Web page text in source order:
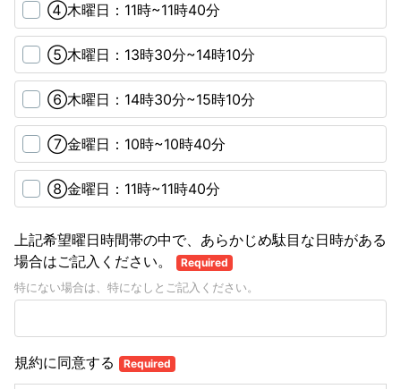
④木曜日：11時~11時40分
⑤木曜日：13時30分~14時10分
⑥木曜日：14時30分~15時10分
⑦金曜日：10時~10時40分
⑧金曜日：11時~11時40分
上記希望曜日時間帯の中で、あらかじめ駄目な日時がある
場合はご記入ください。
Required
特にない場合は、特になしとご記入ください。
規約に同意する Required